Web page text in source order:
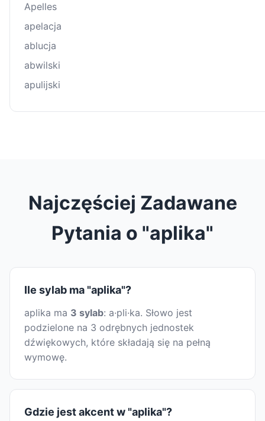
Apelles
apelacja
ablucja
abwilski
apulijski
Najczęściej Zadawane
Pytania o "aplika"
Ile sylab ma "aplika"?
aplika ma 3 sylab: a·pli·ka. Słowo jest
podzielone na 3 odrębnych jednostek
dźwiękowych, które składają się na pełną
wymowę.
Gdzie jest akcent w "aplika"?